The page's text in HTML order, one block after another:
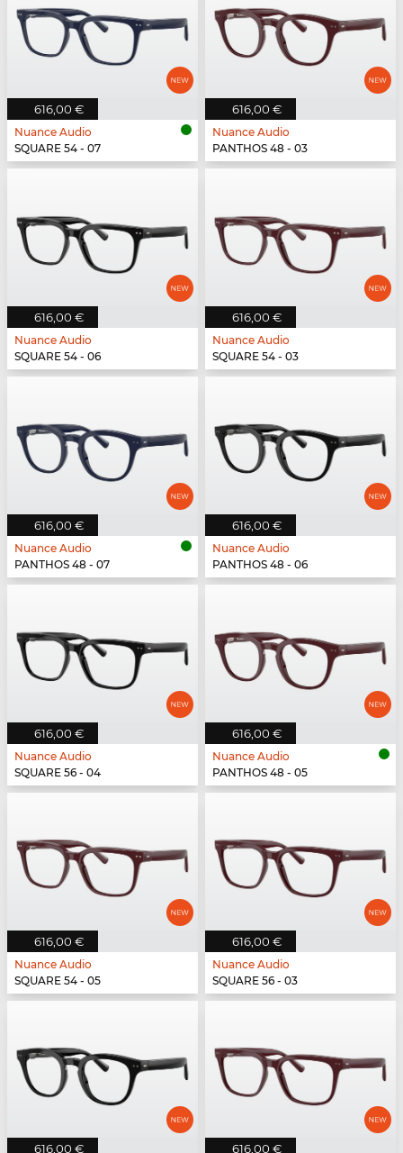
616,00 €
Nuance Audio
SQUARE 54 - 07
616,00 €
Nuance Audio
PANTHOS 48 - 03
616,00 €
Nuance Audio
SQUARE 54 - 06
616,00 €
Nuance Audio
SQUARE 54 - 03
616,00 €
Nuance Audio
PANTHOS 48 - 07
616,00 €
Nuance Audio
PANTHOS 48 - 06
616,00 €
Nuance Audio
SQUARE 56 - 04
616,00 €
Nuance Audio
PANTHOS 48 - 05
616,00 €
Nuance Audio
SQUARE 54 - 05
616,00 €
Nuance Audio
SQUARE 56 - 03
616,00 € 616,00 €